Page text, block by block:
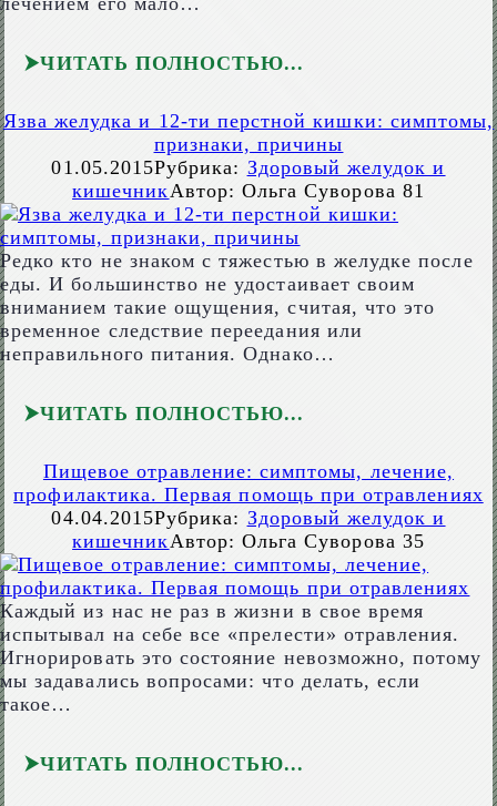
ЧИТАТЬ ПОЛНОСТЬЮ
Язва желудка и 12-ти перстной кишки: симптомы,
признаки, причины
01.05.2015Рубрика: Здоровый желудок и
кишечникАвтор: Ольга Суворова 81
Редко кто не знаком с тяжестью в желудке после
еды. И большинство не удостаивает своим
вниманием такие ощущения, считая, что это
временное следствие переедания или
неправильного питания. Однако…
ЧИТАТЬ ПОЛНОСТЬЮ
Пищевое отравление: симптомы, лечение,
профилактика. Первая помощь при отравлениях
04.04.2015Рубрика: Здоровый желудок и
кишечникАвтор: Ольга Суворова 35
Каждый из нас не раз в жизни в свое время
испытывал на себе все «прелести» отравления.
Игнорировать это состояние невозможно, потому
мы задавались вопросами: что делать, если
такое…
ЧИТАТЬ ПОЛНОСТЬЮ